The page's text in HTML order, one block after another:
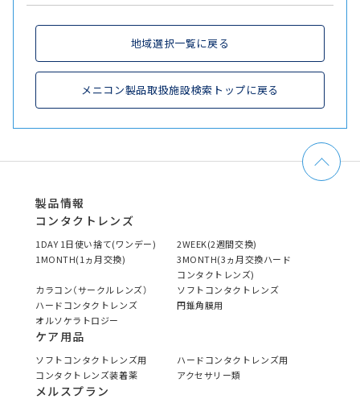
地域選択一覧に戻る
メニコン製品取扱施設検索トップに戻る
製品情報
コンタクトレンズ
1DAY 1日使い捨て(ワンデー)
2WEEK(2週間交換)
1MONTH(1ヵ月交換)
3MONTH(3ヵ月交換ハード
コンタクトレンズ)
カラコン（サークルレンズ）
ソフトコンタクトレンズ
ハードコンタクトレンズ
円錐角膜用
オルソケラトロジー
ケア用品
ソフトコンタクトレンズ用
ハードコンタクトレンズ用
コンタクトレンズ装着薬
アクセサリー類
メルスプラン